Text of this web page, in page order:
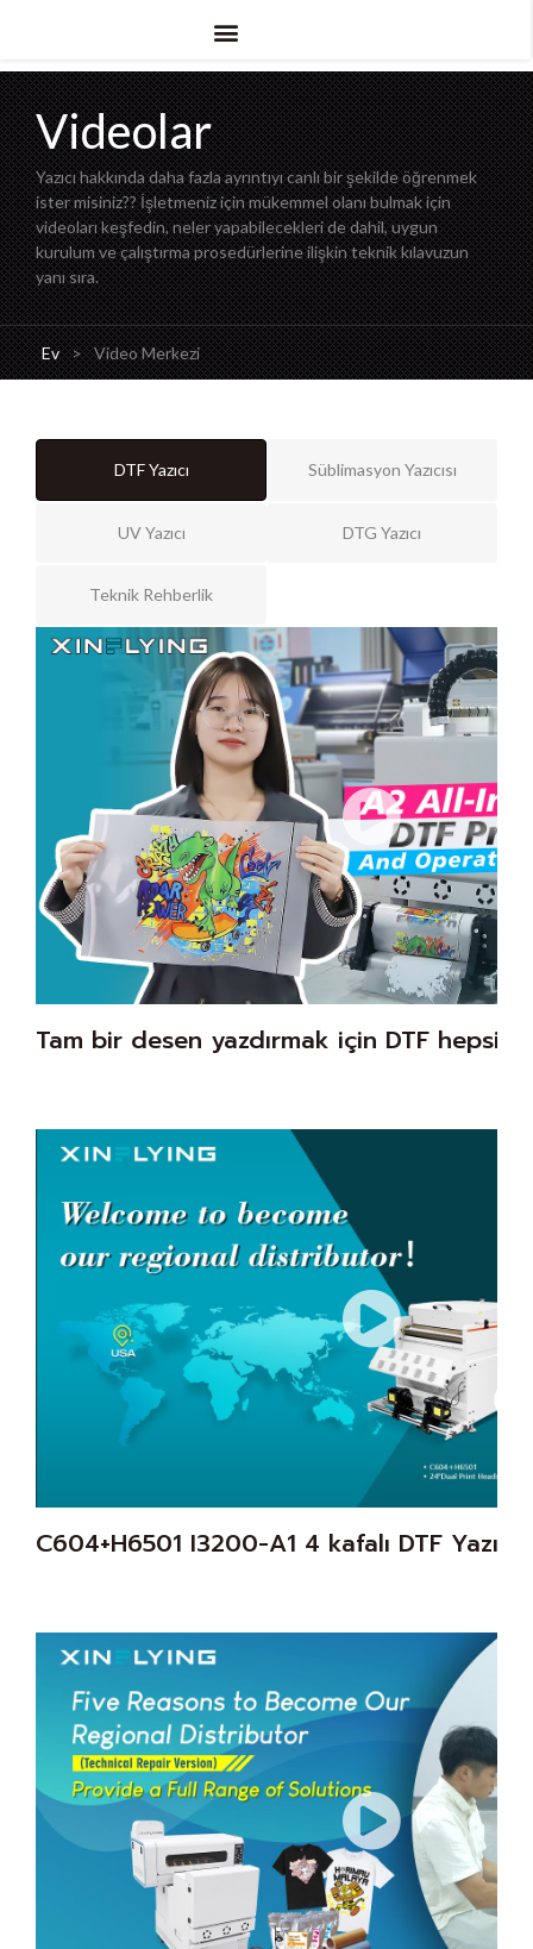
Videolar
Yazıcı hakkında daha fazla ayrıntıyı canlı bir şekilde öğrenmek
ister misiniz?? İşletmeniz için mükemmel olanı bulmak için
videoları keşfedin, neler yapabilecekleri de dahil, uygun
kurulum ve çalıştırma prosedürlerine ilişkin teknik kılavuzun
yanı sıra.
Ev > Video Merkezi
DTF Yazıcı Süblimasyon Yazıcısı
UV Yazıcı DTG Yazıcı
Teknik Rehberlik
Tam bir desen yazdırmak için DTF hepsi
C604+H6501 I3200-A1 4 kafalı DTF Yazıcı